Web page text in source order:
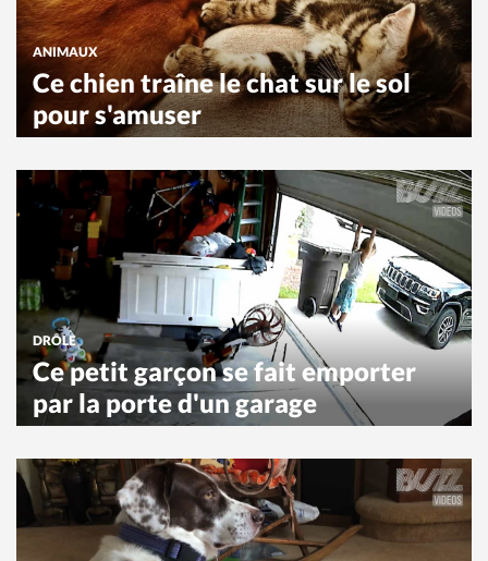
ANIMAUX
Ce chien traîne le chat sur le sol
pour s'amuser
DRÔLE
Ce petit garçon se fait emporter
par la porte d'un garage